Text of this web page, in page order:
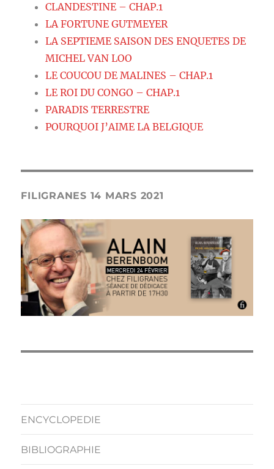
CLANDESTINE – CHAP.1
LA FORTUNE GUTMEYER
LA SEPTIEME SAISON DES ENQUETES DE
MICHEL VAN LOO
LE COUCOU DE MALINES – CHAP.1
LE ROI DU CONGO – CHAP.1
PARADIS TERRESTRE
POURQUOI J’AIME LA BELGIQUE
FILIGRANES 14 MARS 2021
ENCYCLOPEDIE
BIBLIOGRAPHIE